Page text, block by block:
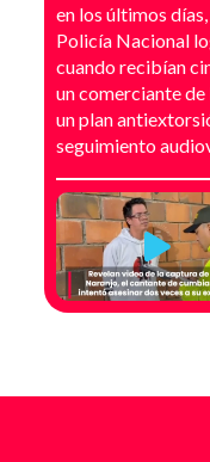
en los últimos
Policía Nacional
cuando recibían
un comerciante
un plan
seguimiento
digitales,
directa sobre
investigación no
temor de un
mensajes y